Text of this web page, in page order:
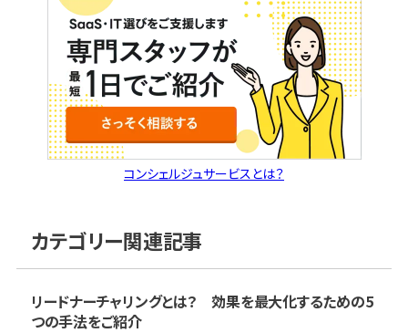
コンシェルジュサービスとは？
カテゴリー関連記事
リードナーチャリングとは？ 効果を最大化するための5
つの手法をご紹介